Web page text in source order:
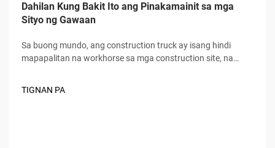
Dahilan Kung Bakit Ito ang Pinakamainit sa mga
Sityo ng Gawaan
Sa buong mundo, ang construction truck ay isang hindi
mapapalitan na workhorse sa mga construction site, na
TIGNAN PA